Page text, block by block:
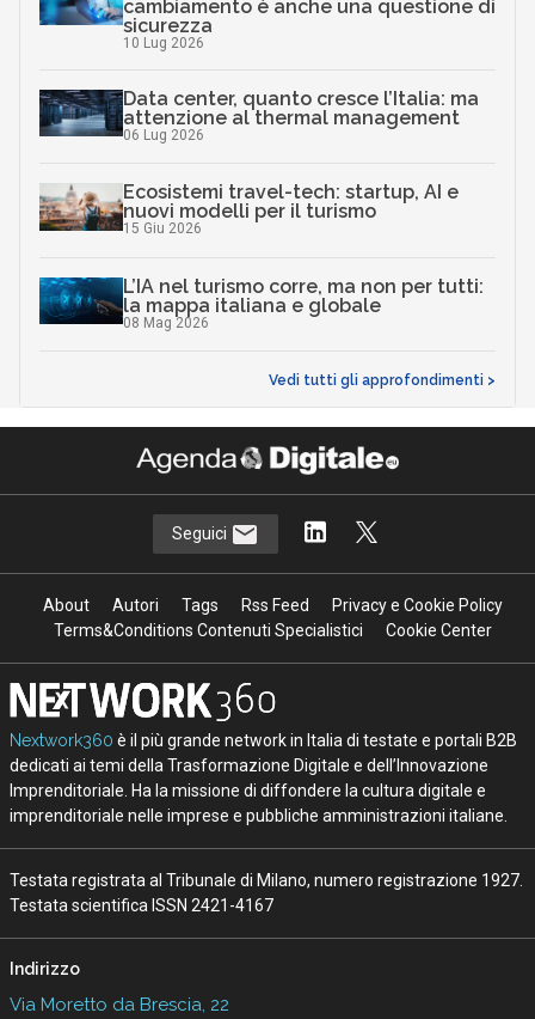
cambiamento è anche una questione di
sicurezza
10 Lug 2026
Data center, quanto cresce l’Italia: ma
attenzione al thermal management
06 Lug 2026
Ecosistemi travel-tech: startup, AI e
nuovi modelli per il turismo
15 Giu 2026
L’IA nel turismo corre, ma non per tutti:
la mappa italiana e globale
08 Mag 2026
Vedi tutti gli approfondimenti >
Seguici
About Autori Tags Rss Feed
Privacy e Cookie Policy
Terms&Conditions Contenuti Specialistici
Cookie Center
Nextwork360 è il più grande network in Italia di testate e portali B2B
dedicati ai temi della Trasformazione Digitale e dell’Innovazione
Imprenditoriale. Ha la missione di diffondere la cultura digitale e
imprenditoriale nelle imprese e pubbliche amministrazioni italiane.
Testata registrata al Tribunale di Milano, numero registrazione 1927.
Testata scientifica ISSN 2421-4167
Indirizzo
Via Moretto da Brescia, 22